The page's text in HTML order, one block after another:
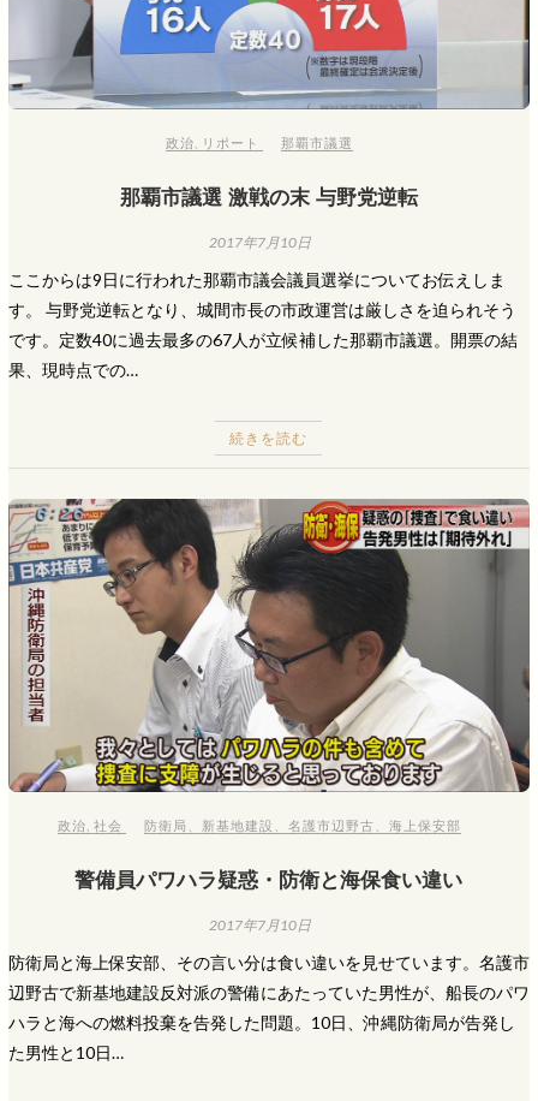
政治 リポート 那覇市議選
那覇市議選 激戦の末 与野党逆転
2017年7月10日
ここからは9日に行われた那覇市議会議員選挙についてお伝えしま
す。 与野党逆転となり、城間市長の市政運営は厳しさを迫られそう
です。定数40に過去最多の67人が立候補した那覇市議選。開票の結
果、現時点での…
続きを読む
政治 ,社会 防衛局 新基地建設 、名護市辺野古 、海上保安部
警備員パワハラ疑惑・防衛と海保食い違い
2017年7月10日
防衛局と海上保安部、その言い分は食い違いを見せています。名護市
辺野古で新基地建設反対派の警備にあたっていた男性が、船長のパワ
ハラと海への燃料投棄を告発した問題。10日、沖縄防衛局が告発し
た男性と10日…